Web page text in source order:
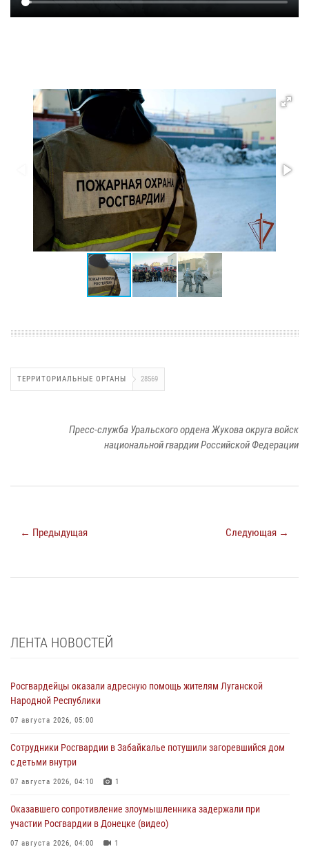
ТЕРРИТОРИАЛЬНЫЕ ОРГАНЫ 28569
Пресс-служба Уральского ордена Жукова округа войск
национальной гвардии Российской Федерации
← Предыдущая Следующая →
ЛЕНТА НОВОСТЕЙ
Росгвардейцы оказали адресную помощь жителям Луганской
Народной Республики
07 августа 2026, 05:00
Сотрудники Росгвардии в Забайкалье потушили загоревшийся дом
с детьми внутри
07 августа 2026, 04:10 1
Оказавшего сопротивление злоумышленника задержали при
участии Росгвардии в Донецке (видео)
07 августа 2026, 04:00 1